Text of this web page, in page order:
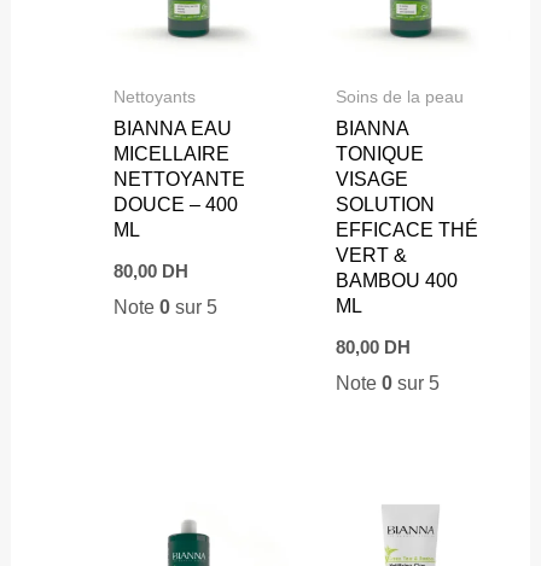
Nettoyants
BIANNA EAU
MICELLAIRE
NETTOYANTE
DOUCE – 400
ML
80,00 DH
Note0 sur 5
Soins de la peau
BIANNA
TONIQUE
VISAGE
SOLUTION
EFFICACE THÉ
VERT &
BAMBOU 400
ML
80,00 DH
Note0 sur 5